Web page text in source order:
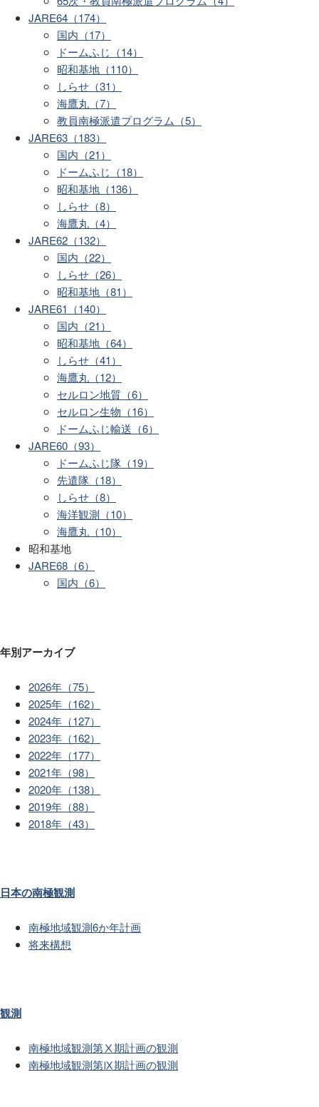
JARE64（174）
国内（17）
ドームふじ（14）
昭和基地（110）
しらせ（31）
海鷹丸（7）
教員南極派遣プログラム（5）
JARE63（183）
国内（21）
ドームふじ（18）
昭和基地（136）
しらせ（8）
海鷹丸（4）
JARE62（132）
国内（22）
しらせ（26）
昭和基地（81）
JARE61（140）
国内（21）
昭和基地（64）
しらせ（41）
海鷹丸（12）
セルロン地質（6）
セルロン生物（16）
ドームふじ輸送（6）
JARE60（93）
ドームふじ隊（19）
先遣隊（18）
しらせ（8）
海洋観測（10）
海鷹丸（10）
昭和基地
JARE68（6）
国内（6）
年別アーカイブ
2026年（75）
2025年（162）
2024年（127）
2023年（162）
2022年（177）
2021年（98）
2020年（138）
2019年（88）
2018年（43）
日本の南極観測
南極地域観測6か年計画
将来構想
観測
南極地域観測第Ⅹ期計画の観測
南極地域観測第Ⅸ期計画の観測